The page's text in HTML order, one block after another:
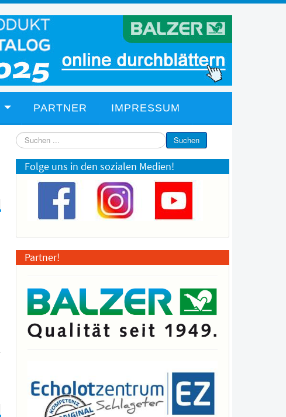
PARTNER IMPRESSUM
Suchen
...
Suchen
Folge uns in den sozialen Medien!
Partner!